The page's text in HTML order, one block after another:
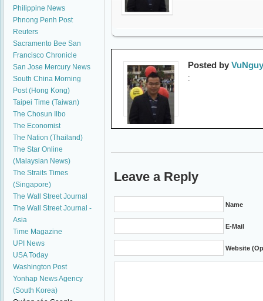
Philippine News
Phnong Penh Post
Reuters
Sacramento Bee San
Francisco Chronicle
San Jose Mercury News
South China Morning
Post (Hong Kong)
Taipei Time (Taiwan)
The Chosun Ilbo
The Economist
The Nation (Thailand)
The Star Online
(Malaysian News)
The Straits Times
(Singapore)
The Wall Street Journal
The Wall Street Journal -
Asia
Time Magazine
UPI News
USA Today
Washington Post
Yonhap News Agency
(South Korea)
Posted by
:
Leave a Reply
Name
E-Mail
Website